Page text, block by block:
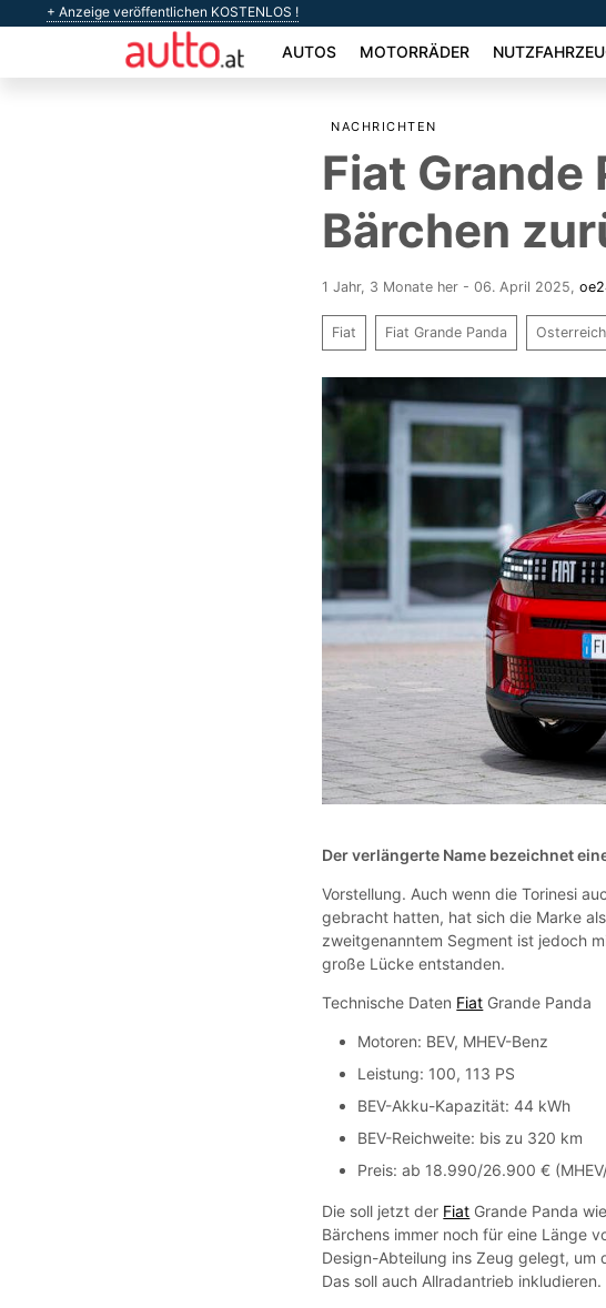
+ Anzeige veröffentlichen KOSTENLOS !
AUTOS MOTORRÄDER
NACHRICHTEN
Fiat Grande
Bärchen
1 Jahr, 3 Monate her - 06. April 2025 ,
Fiat Fiat Grande Panda Osterreich
Der verlängerte Name bezeichnet
Vorstellung. Auch wenn die Torinesi
gebracht hatten, hat sich die Marke
zweitgenanntem Segment ist jedoch
große Lücke entstanden.
Technische Daten Fiat Grande Panda
Motoren: BEV, MHEV-Benz
Leistung: 100, 113 PS
BEV-Akku-Kapazität: 44 kWh
BEV-Reichweite: bis zu 320 km
Preis: ab 18.990/26.900 €
Die soll jetzt der Fiat Grande Panda
Bärchens immer noch für eine Länge
Design-Abteilung ins Zeug gelegt, um
Das soll auch Allradantrieb inkludieren.